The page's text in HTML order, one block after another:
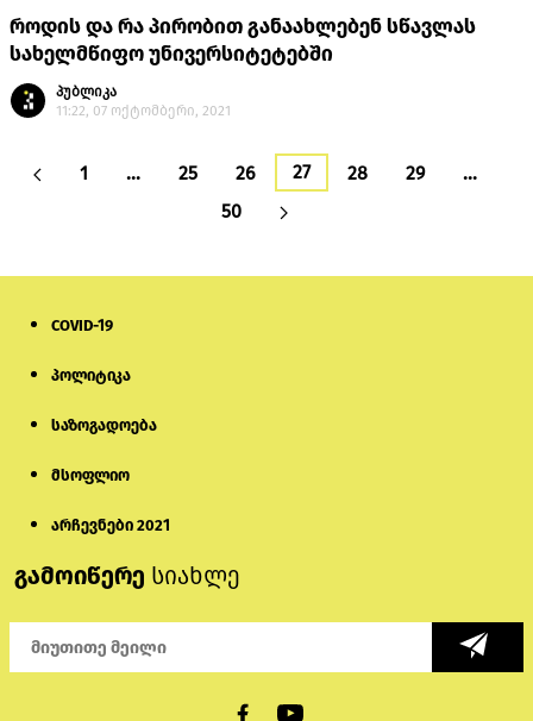
როდის და რა პირობით განაახლებენ სწავლას
სახელმწიფო უნივერსიტეტებში
პუბლიკა
11:22, 07 ოქტომბერი, 2021
1 … 25 26 27 28 29
…
50
COVID-19
პოლიტიკა
საზოგადოება
მსოფლიო
არჩევნები 2021
გამოიწერე სიახლე